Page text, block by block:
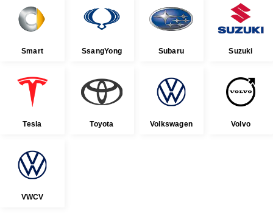
Smart SsangYong Subaru Suzuki
Tesla Toyota Volkswagen Volvo
VWCV